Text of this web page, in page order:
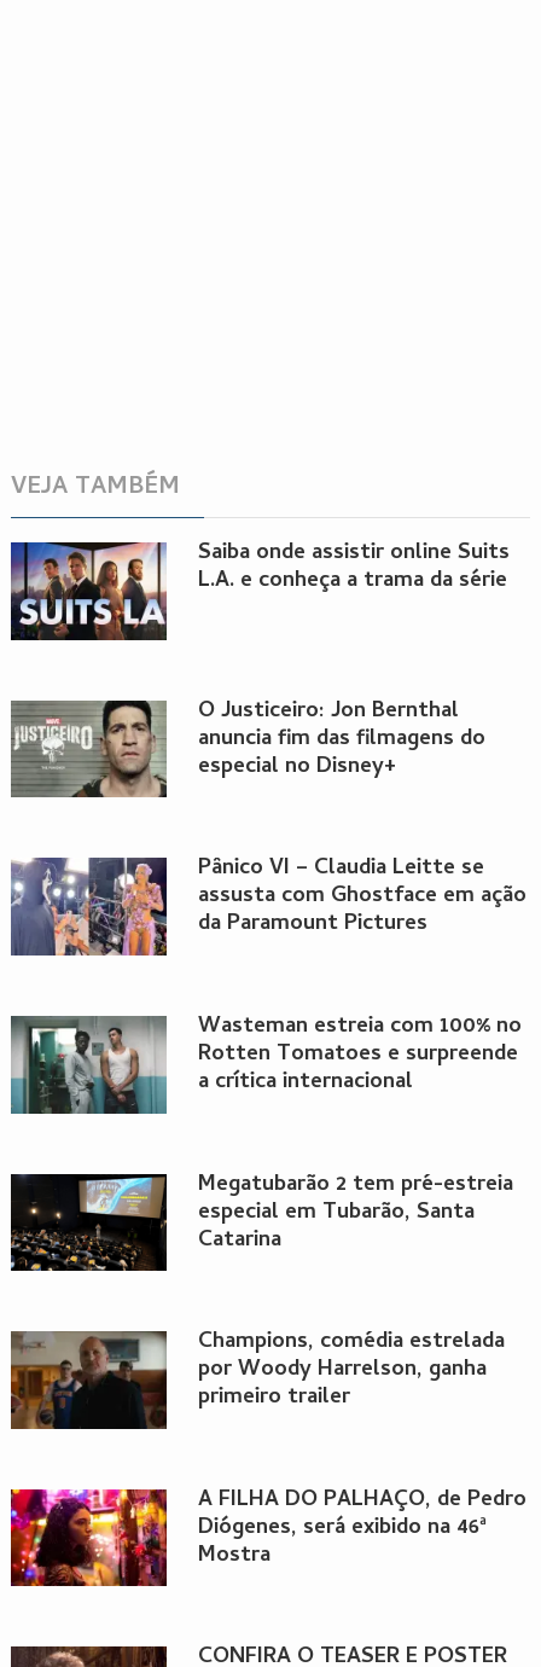
VEJA TAMBÉM
Saiba onde assistir online Suits
L.A. e conheça a trama da série
O Justiceiro: Jon Bernthal
anuncia fim das filmagens do
especial no Disney+
Pânico VI – Claudia Leitte se
assusta com Ghostface em ação
da Paramount Pictures
Wasteman estreia com 100% no
Rotten Tomatoes e surpreende
a crítica internacional
Megatubarão 2 tem pré-estreia
especial em Tubarão, Santa
Catarina
Champions, comédia estrelada
por Woody Harrelson, ganha
primeiro trailer
A FILHA DO PALHAÇO, de Pedro
Diógenes, será exibido na 46ª
Mostra
CONFIRA O TEASER E PÔSTER